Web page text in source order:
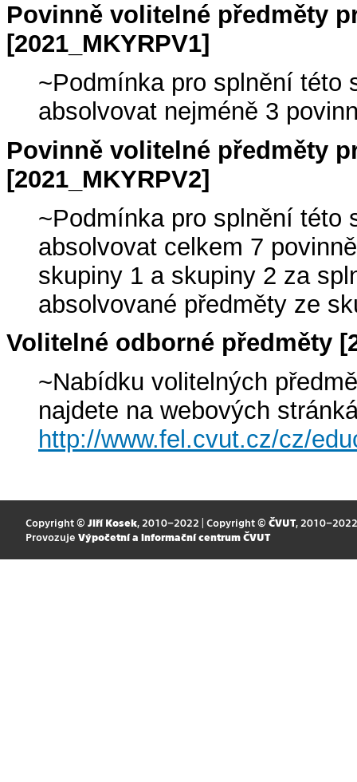
Povinně volitelné předměty
[2021_MKYRPV1]
~Podmínka pro splnění této
absolvovat nejméně 3
Povinně volitelné předměty
[2021_MKYRPV2]
~Podmínka pro splnění této
absolvovat celkem 7
skupiny 1 a skupiny 2 za
absolvované předměty ze
Volitelné odborné předměty
~Nabídku volitelných
najdete na webových
http://www.fel.cvut.cz/cz/
Copyright © Jiří Kosek, 2010–2022 | Copyright © ČVUT, 2010–2022
Provozuje Výpočetní a informační centrum ČVUT